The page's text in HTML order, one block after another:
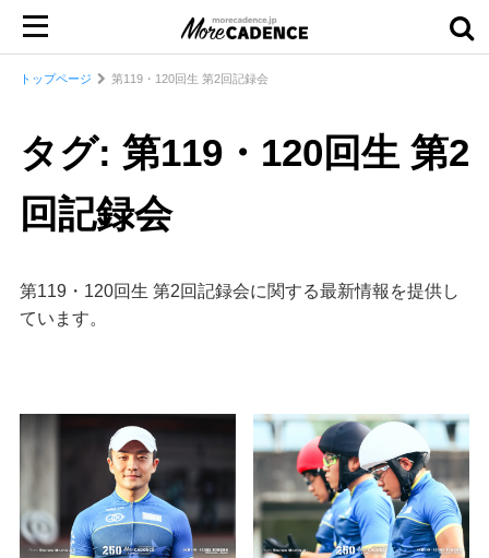
トップページ 第119・120回生 第2回記録会
タグ: 第119・120回生 第2
回記録会
第119・120回生 第2回記録会に関する最新情報を提供し
ています。